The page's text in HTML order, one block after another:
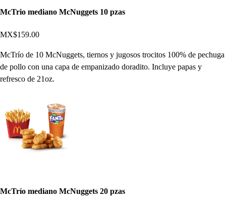
McTrio mediano McNuggets 10 pzas
MX$159.00
McTrío de 10 McNuggets, tiernos y jugosos trocitos 100% de pechuga
de pollo con una capa de empanizado doradito. Incluye papas y
refresco de 21oz.
McTrío mediano McNuggets 20 pzas